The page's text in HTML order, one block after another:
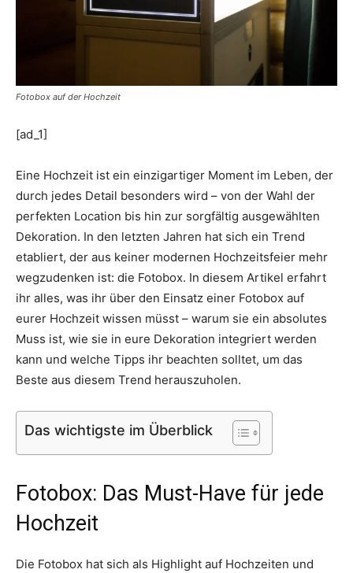
um
Thema
Fotobox auf der Hochzeit
[ad_1]
Eine Hochzeit ist ein einzigartiger Moment im Leben, der
durch jedes Detail besonders wird – von der Wahl der
perfekten Location bis hin zur sorgfältig ausgewählten
Dekoration. In den letzten Jahren hat sich ein Trend
etabliert, der aus keiner modernen Hochzeitsfeier mehr
wegzudenken ist: die Fotobox. In diesem Artikel erfahrt
ihr alles, was ihr über den Einsatz einer Fotobox auf
eurer Hochzeit wissen müsst – warum sie ein absolutes
Muss ist, wie sie in eure Dekoration integriert werden
kann und welche Tipps ihr beachten solltet, um das
Beste aus diesem Trend herauszuholen.
Das wichtigste im Überblick
Fotobox: Das Must-Have für jede
Hochzeit
Die Fotobox hat sich als Highlight auf Hochzeiten und